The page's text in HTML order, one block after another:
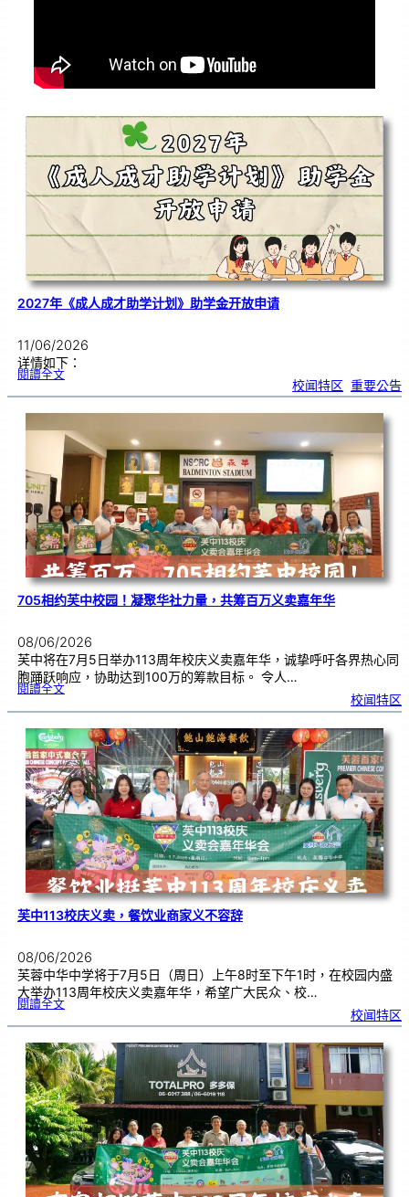
2027年《成人成才助学计划》助学金开放申请
11/06/2026
详情如下：
閱讀全文:2
7
《
成
成
才
助
学
计
放
申
请
校闻特区 重要公告
705相约芙中校园！凝聚华社力量，共筹百万义卖嘉年华
08/06/2026
芙中将在7月5日举办113周年校庆义卖嘉年华，诚挚呼吁各界热心同
胞踊跃响应，协助达到100万的筹款目标。 令人…
閱讀全文:
7
相
芙
中
校
园
！
凝
聚
华
社
力
量
，
共
筹
百
万
义
卖
嘉
年
华
校闻特区
芙中113校庆义卖，餐饮业商家义不容辞
08/06/2026
芙蓉中华中学将于7月5日（周日）上午8时至下午1时，在校园内盛
大举办113周年校庆义卖嘉年华，希望广大民众、校…
閱讀全文:芙
1
校
庆
义
卖
，
餐
饮
业
商
家
义
不
容
辞
校闻特区